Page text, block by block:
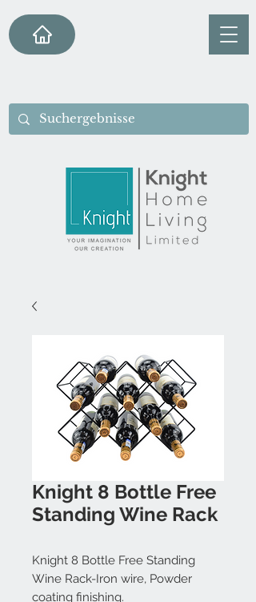
Knight 8 Bottle Free
Standing Wine Rack
Knight 8 Bottle Free Standing
Wine Rack-Iron wire, Powder
coating finishing.